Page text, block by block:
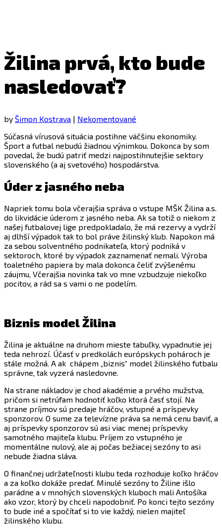
Žilina prvá, kto bude
nasledovať?
by Šimon Kostrava | Nekomentované
Súčasná vírusová situácia postihne väčšinu ekonomiky.
Šport a futbal nebudú žiadnou výnimkou. Dokonca by som
povedal, že budú patriť medzi najpostihnutejšie sektory
slovenského (a aj svetového) hospodárstva.
Úder z jasného neba
Napriek tomu bola včerajšia správa o vstupe MŠK Žilina a.s.
do likvidácie úderom z jasného neba. Ak sa totiž o niekom z
našej futbalovej lige predpokladalo, že má rezervy a vydrží
aj dlhší výpadok tak to bol práve žilinský klub. Napokon má
za sebou solventného podnikateľa, ktorý podniká v
sektoroch, ktoré by výpadok zaznamenať nemali. Výroba
toaletného papiera by mala dokonca čeliť zvýšenému
záujmu, Včerajšia novinka tak vo mne vzbudzuje niekoľko
pocitov, a rád sa s vami o ne podelím.
Biznis model Žilina
Žilina je aktuálne na druhom mieste tabuľky, vypadnutie jej
teda nehrozí. Účasť v predkolách európskych pohároch je
stále možná. A ak chápem „biznis“ model žilinského futbalu
správne, tak vyzerá nasledovne.
Na strane nákladov je chod akadémie a prvého mužstva,
pričom si netrúfam hodnotiť koľko ktorá časť stojí. Na
strane príjmov sú predaje hráčov, vstupné a príspevky
sponzorov. O sume za televízne práva sa nemá cenu baviť, a
aj príspevky sponzorov sú asi viac menej príspevky
samotného majiteľa klubu. Príjem zo vstupného je
momentálne nulový, ale aj počas bežiacej sezóny to asi
nebude žiadna sláva.
O finančnej udržateľnosti klubu teda rozhoduje koľko hráčov
a za koľko dokáže predať. Minulé sezóny to Žiline išlo
parádne a v mnohých slovenských kluboch mali Antošíka
ako vzor, ktorý by chceli napodobniť. Po konci tejto sezóny
to bude iné a spočítať si to vie každý, nielen majiteľ
žilinského klubu.